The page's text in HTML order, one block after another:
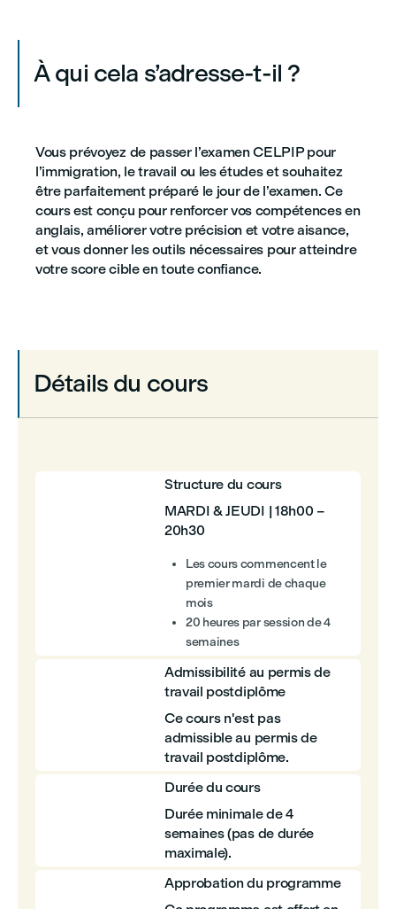
À qui cela s’adresse-t-il ?
Vous prévoyez de passer l’examen CELPIP pour
l’immigration, le travail ou les études et souhaitez
être parfaitement préparé le jour de l’examen. Ce
cours est conçu pour renforcer vos compétences en
anglais, améliorer votre précision et votre aisance,
et vous donner les outils nécessaires pour atteindre
votre score cible en toute confiance.
Détails du cours
Structure du cours
MARDI & JEUDI | 18h00 –
20h30
Les cours commencent le
premier mardi de chaque
mois
20 heures par session de 4
semaines
Admissibilité au permis de
travail postdiplôme
Ce cours n'est pas
admissible au permis de
travail postdiplôme.
Durée du cours
Durée minimale de 4
semaines (pas de durée
maximale).
Approbation du programme